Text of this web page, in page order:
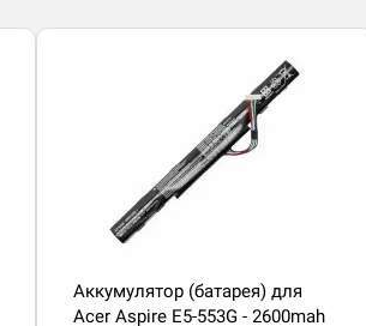
Аккумулятор (батарея) для
Acer Aspire E5-553G - 2600mah